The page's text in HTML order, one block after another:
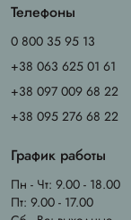
Телефоны
0 800 35 95 13
+38 063 625 01 61
+38 097 009 68 22
+38 095 276 68 22
График работы
Пн - Чт: 9.00 - 18.00
Пт: 9.00 - 17.00